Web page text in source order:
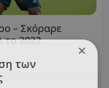
– Σκόραρε
το 2022
×
των